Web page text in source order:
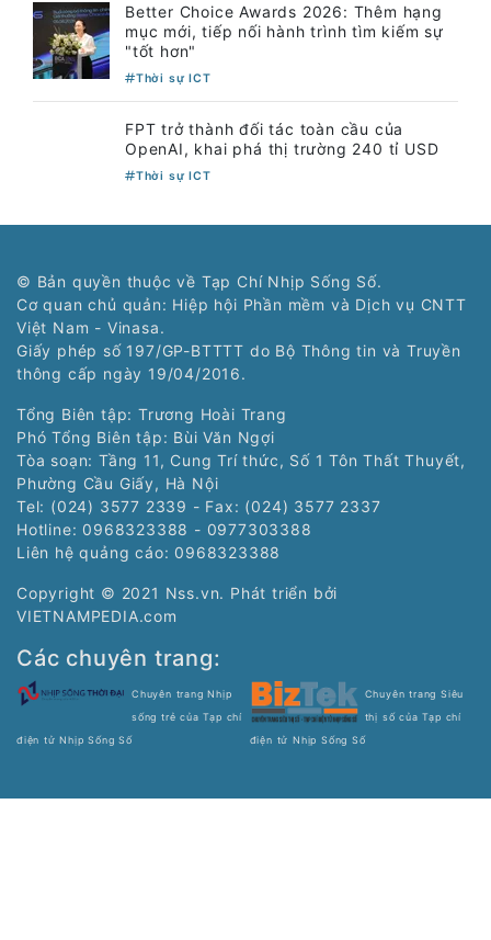
Better Choice Awards 2026: Thêm hạng
mục mới, tiếp nối hành trình tìm kiếm sự
"tốt hơn"
Thời sự ICT
FPT trở thành đối tác toàn cầu của
OpenAI, khai phá thị trường 240 tỉ USD
Thời sự ICT
© Bản quyền thuộc về Tạp Chí Nhịp Sống Số.
Cơ quan chủ quản: Hiệp hội Phần mềm và Dịch vụ CNTT
Việt Nam - Vinasa.
Giấy phép số 197/GP-BTTTT do Bộ Thông tin và Truyền
thông cấp ngày 19/04/2016.
Tổng Biên tập: Trương Hoài Trang
Phó Tổng Biên tập: Bùi Văn Ngợi
Tòa soạn: Tầng 11, Cung Trí thức, Số 1 Tôn Thất Thuyết,
Phường Cầu Giấy, Hà Nội
Tel: (024) 3577 2339 - Fax: (024) 3577 2337
Hotline: 0968323388 - 0977303388
Liên hệ quảng cáo: 0968323388
Copyright © 2021 Nss.vn. Phát triển bởi
VIETNAMPEDIA.com
Các chuyên trang:
Chuyên trang Nhịp
sống trẻ của Tạp chí
điện tử Nhịp Sống Số
Chuyên trang Siêu
thị số của Tạp chí
điện tử Nhịp Sống Số